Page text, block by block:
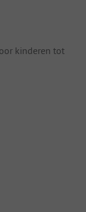
kinderen tot